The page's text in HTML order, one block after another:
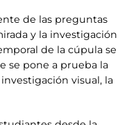
de las preguntas
y la investigación
de la cúpula se
se pone a prueba la
visual, la